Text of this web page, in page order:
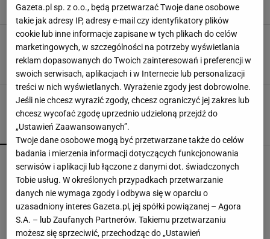
Magdalena Pastwa,30 PAŹDZIERNIKA 2025, 11:00
50-tko, te kozaczki na szeroką łydkę będą
wybawieniem na zimę - w końcu są na promocji
Magdalena Pastwa, 16 PAŹDZIERNIKA 2025, 15:00
POPULARNE
Czółenka Lasocki aż 40% taniej. Kupisz je za
niewiele ponad 100 zł
Perfumy Armani aż 44% taniej. Ten luksusowy
zapach zostawia wyraźny ogon
Gazeta.pl sp. z o.o., będą przetwarzać Twoje dane osobowe
takie jak adresy IP, adresy e-mail czy identyfikatory plików
cookie lub inne informacje zapisane w tych plikach do celów
marketingowych, w szczególności na potrzeby wyświetlania
reklam dopasowanych do Twoich zainteresowań i preferencji w
swoich serwisach, aplikacjach i w Internecie lub personalizacji
treści w nich wyświetlanych. Wyrażenie zgody jest dobrowolne.
Jeśli nie chcesz wyrazić zgody, chcesz ograniczyć jej zakres lub
chcesz wycofać zgodę uprzednio udzieloną przejdź do
„Ustawień Zaawansowanych”.
Twoje dane osobowe mogą być przetwarzane także do celów
badania i mierzenia informacji dotyczących funkcjonowania
serwisów i aplikacji lub łączone z danymi dot. świadczonych
Tobie usług. W określonych przypadkach przetwarzanie
danych nie wymaga zgody i odbywa się w oparciu o
uzasadniony interes Gazeta.pl, jej spółki powiązanej – Agora
S.A. – lub Zaufanych Partnerów. Takiemu przetwarzaniu
możesz się sprzeciwić, przechodząc do „Ustawień